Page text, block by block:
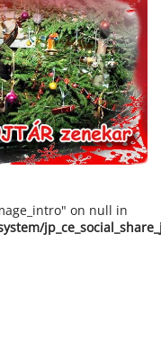
on null in